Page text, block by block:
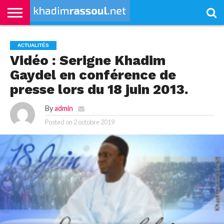
KHADIMRASSOUL
LE
MOURIDISME
ACTUALITÉS
CONTRIBUTIONS
PASS
–
PASS
NETALI
BOROM
NDAME
L’ISLAM
VIDÉOS
ACTUALITÉS
Vidéo : Serigne Khadim
Gaydel en conférence de
presse lors du 18 juin 2013.
By admin
Posted on 2 octobre 2019